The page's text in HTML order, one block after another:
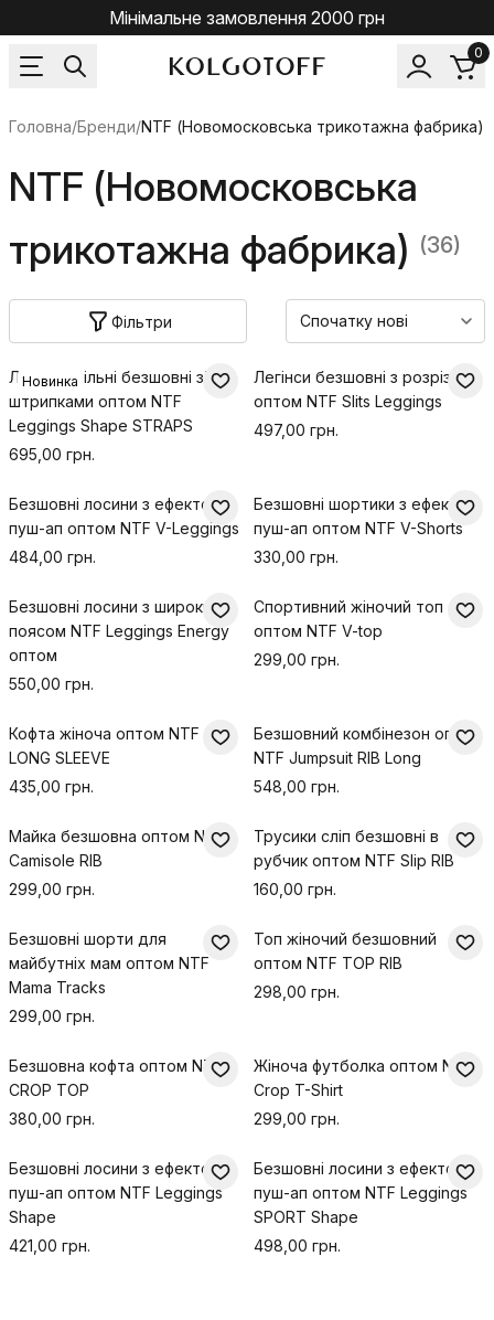
Мінімальне замовлення 2000 грн
0
Головна/Бренди/NTF (Новомосковська трикотажна фабрика)
NTF (Новомосковська
трикотажна фабрика) (36)
Фільтри
Новинка
Легінси щільні безшовні зі
штрипками оптом NTF
Leggings Shape STRAPS
695,00 грн.
Легінси безшовні з розрізами
оптом NTF Slits Leggings
497,00 грн.
Безшовні лосини з ефектом
пуш-ап оптом NTF V-Leggings
484,00 грн.
Безшовні шортики з ефектом
пуш-ап оптом NTF V-Shorts
330,00 грн.
Безшовні лосини з широким
поясом NTF Leggings Energy
оптом
550,00 грн.
Спортивний жіночий топ
оптом NTF V-top
299,00 грн.
Кофта жіноча оптом NTF
LONG SLEEVE
435,00 грн.
Безшовний комбінезон оптом
NTF Jumpsuit RIB Long
548,00 грн.
Майка безшовна оптом NTF
Camisole RIB
299,00 грн.
Трусики сліп безшовні в
рубчик оптом NTF Slip RIB
160,00 грн.
Безшовні шорти для
майбутніх мам оптом NTF
Mama Tracks
299,00 грн.
Топ жіночий безшовний
оптом NTF TOP RIB
298,00 грн.
Безшовна кофта оптом NTF
CROP TOP
380,00 грн.
Жіноча футболка оптом NTF
Crop T-Shirt
299,00 грн.
Безшовні лосини з ефектом
пуш-ап оптом NTF Leggings
Shape
421,00 грн.
Безшовні лосини з ефектом
пуш-ап оптом NTF Leggings
SPORT Shape
498,00 грн.